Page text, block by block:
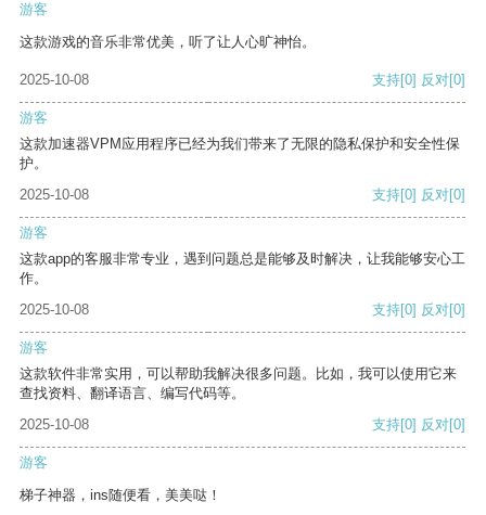
游客
这款游戏的音乐非常优美，听了让人心旷神怡。
2025-10-08 支持[0] 反对[0]
游客
这款加速器VPM应用程序已经为我们带来了无限的隐私保护和安全性保
护。
2025-10-08
支持[0] 反对[0]
游客
这款app的客服非常专业，遇到问题总是能够及时解决，让我能够安心工
作。
2025-10-08
支持[0] 反对[0]
游客
这款软件非常实用，可以帮助我解决很多问题。比如，我可以使用它来
查找资料、翻译语言、编写代码等。
2025-10-08
支持[0] 反对[0]
游客
梯子神器，ins随便看，美美哒！